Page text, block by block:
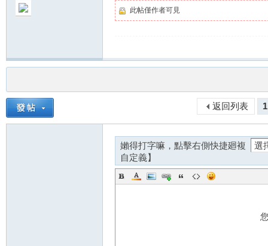
此帖僅作者可見
1
返回列表
嬾得打字嘛，點擊右側快捷廻複
自定義】